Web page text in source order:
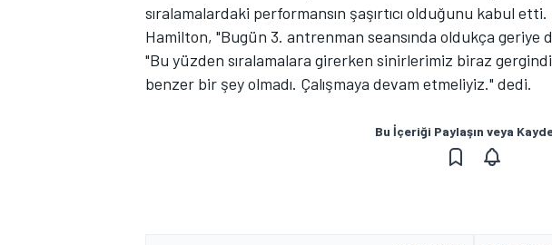
sıralamalardaki performansın şaşırtıcı olduğunu kabul etti.
Hamilton, "Bugün 3. antrenman seansında oldukça geriye
"Bu yüzden sıralamalara girerken sinirlerimiz biraz
benzer bir şey olmadı. Çalışmaya devam etmeliyiz." dedi.
Bu İçeriği Paylaşın veya